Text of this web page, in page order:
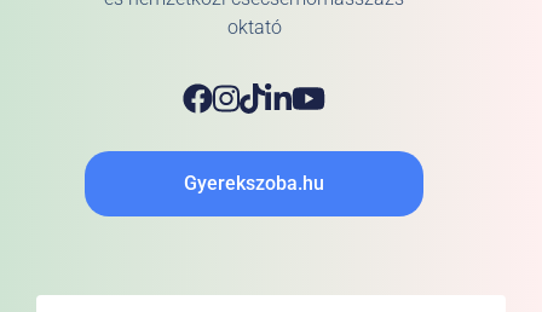
oktató
Gyerekszoba.hu